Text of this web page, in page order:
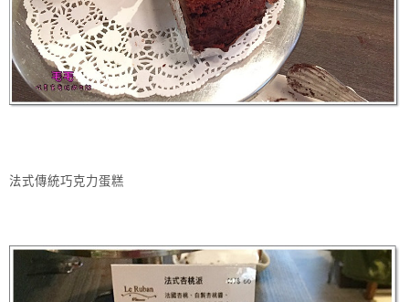
法式傳統巧克力蛋糕